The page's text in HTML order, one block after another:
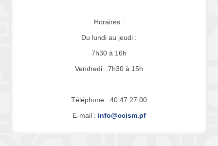
Horaires :
Du lundi au jeudi :
7h30 à 16h
Vendredi : 7h30 à 15h
Téléphone : 40 47 27 00
E-mail : info@ccism.pf